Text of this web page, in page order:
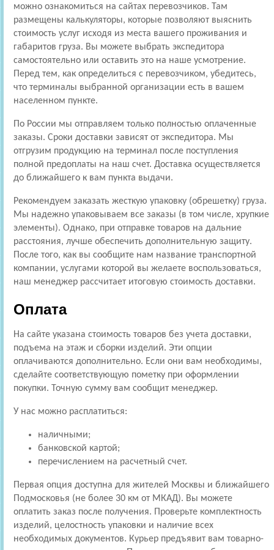
можно ознакомиться на сайтах перевозчиков. Там
размещены калькуляторы, которые позволяют выяснить
стоимость услуг исходя из места вашего проживания и
габаритов груза. Вы можете выбрать экспедитора
самостоятельно или оставить это на наше усмотрение.
Перед тем, как определиться с перевозчиком, убедитесь,
что терминалы выбранной организации есть в вашем
населенном пункте.
По России мы отправляем только полностью оплаченные
заказы. Сроки доставки зависят от экспедитора. Мы
отгрузим продукцию на терминал после поступления
полной предоплаты на наш счет. Доставка осуществляется
до ближайшего к вам пункта выдачи.
Рекомендуем заказать жесткую упаковку (обрешетку) груза.
Мы надежно упаковываем все заказы (в том числе, хрупкие
элементы). Однако, при отправке товаров на дальние
расстояния, лучше обеспечить дополнительную защиту.
После того, как вы сообщите нам название транспортной
компании, услугами которой вы желаете воспользоваться,
наш менеджер рассчитает итоговую стоимость доставки.
Оплата
На сайте указана стоимость товаров без учета доставки,
подъема на этаж и сборки изделий. Эти опции
оплачиваются дополнительно. Если они вам необходимы,
сделайте соответствующую пометку при оформлении
покупки. Точную сумму вам сообщит менеджер.
У нас можно расплатиться:
наличными;
банковской картой;
перечислением на расчетный счет.
Первая опция доступна для жителей Москвы и ближайшего
Подмосковья (не более 30 км от МКАД). Вы можете
оплатить заказ после получения. Проверьте комплектность
изделий, целостность упаковки и наличие всех
необходимых документов. Курьер предъявит вам товарно-